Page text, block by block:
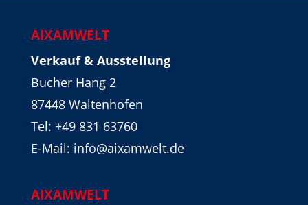
AIXAMWELT
Verkauf & Ausstellung
Bucher Hang 2
87448 Waltenhofen
Tel: +49 831 63760
E-Mail: info@aixamwelt.de
AIXAMWELT